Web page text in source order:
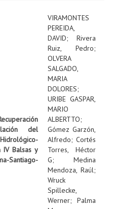
del
Balsas y
Santiago-
VIRAMONTES
PEREIDA,
DAVID; Rivera
Ruiz, Pedro;
OLVERA
SALGADO,
MARIA
DOLORES;
URIBE GASPAR,
MARIO
ALBERTTO;
Gómez Garzón,
Alfredo; Cortés
Torres, Héctor
G; Medina
Mendoza, Raúl;
Wruck
Spillecke,
Werner; Palma